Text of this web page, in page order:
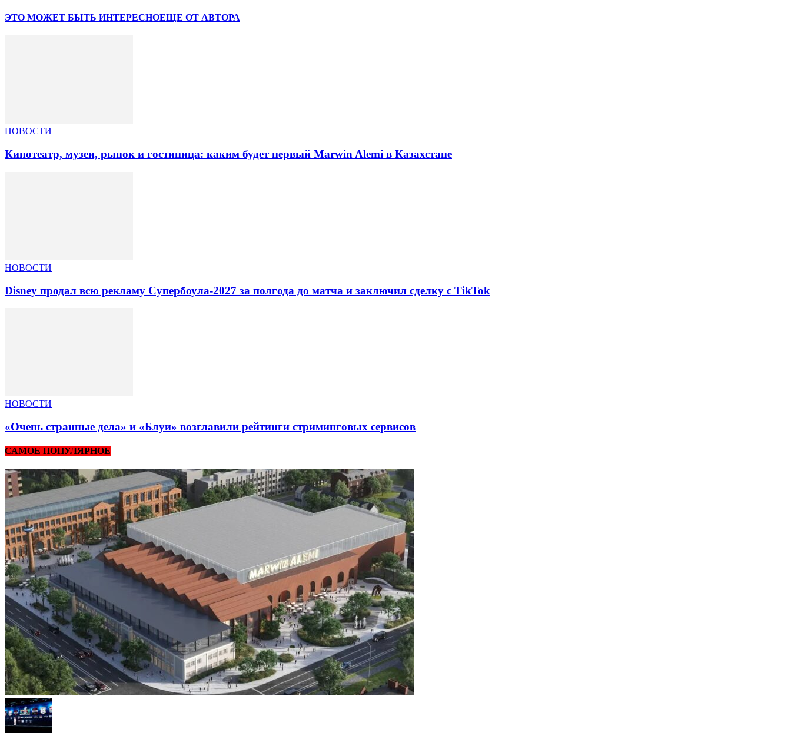
ЭТО МОЖЕТ БЫТЬ ИНТЕРЕСНОЕЩЕ ОТ АВТОРА
НОВОСТИ
Кинотеатр, музеи, рынок и гостиница: каким будет первый Marwin Alemi в Казахстане
НОВОСТИ
Disney продал всю рекламу Супербоула-2027 за полгода до матча и заключил сделку с TikTok
НОВОСТИ
«Очень странные дела» и «Блуи» возглавили рейтинги стриминговых сервисов
САМОЕ ПОПУЛЯРНОЕ